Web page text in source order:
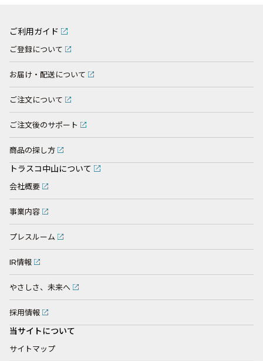
ご利用ガイド
ご登録について
お届け・配送について
ご注文について
ご注文後のサポート
商品の探し方
トラスコ中山について
会社概要
事業内容
プレスルーム
IR情報
やさしさ、未来へ
採用情報
当サイトについて
サイトマップ